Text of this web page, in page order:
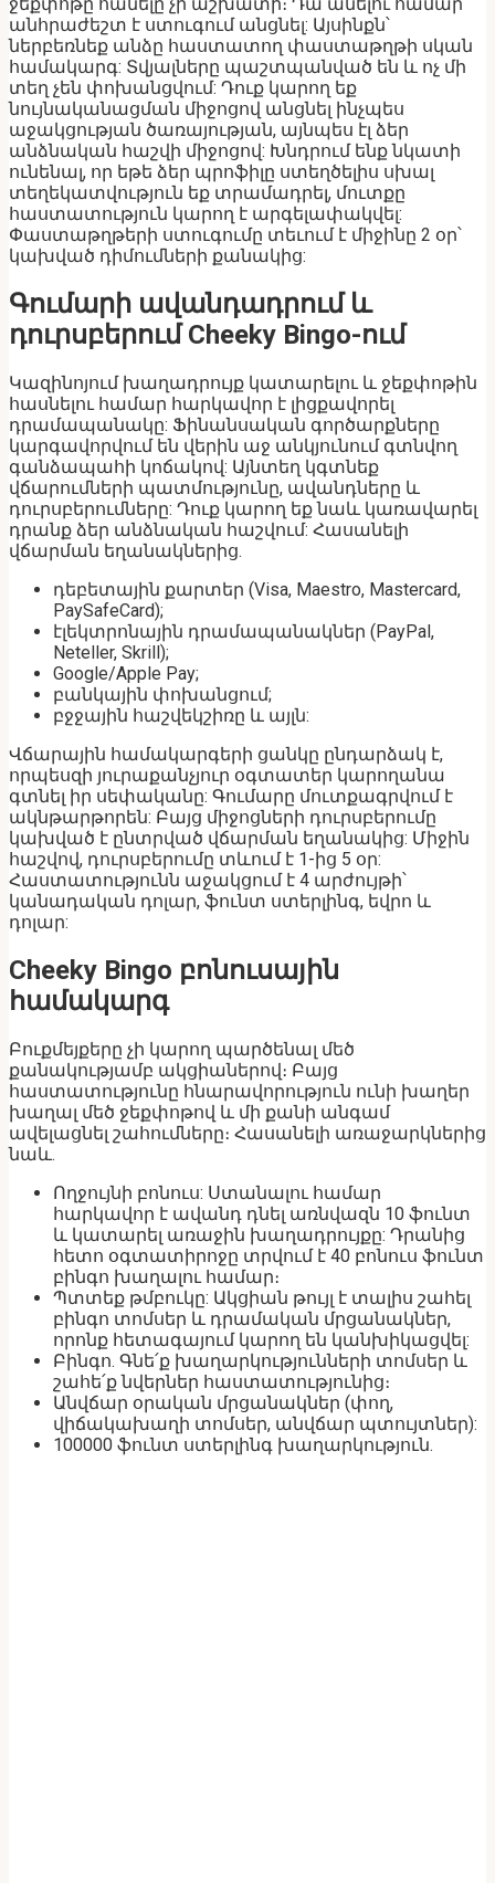
անհրաժեշտ է ստուգում անցնել: Այսինքն՝
ներբեռնեք անձը հաստատող փաստաթղթի սկան
համակարգ: Տվյալները պաշտպանված են և ոչ մի
տեղ չեն փոխանցվում: Դուք կարող եք
նույնականացման միջոցով անցնել ինչպես
աջակցության ծառայության, այնպես էլ ձեր
անձնական հաշվի միջոցով: Խնդրում ենք նկատի
ունենալ, որ եթե ձեր պրոֆիլը ստեղծելիս սխալ
տեղեկատվություն եք տրամադրել, մուտքը
հաստատություն կարող է արգելափակվել:
Փաստաթղթերի ստուգումը տեւում է միջինը 2 օր՝
կախված դիմումների քանակից:
Գումարի ավանդադրում և
դուրսբերում Cheeky Bingo-ում
Կազինոյում խաղադրույք կատարելու և ջեքփոթին
հասնելու համար հարկավոր է լիցքավորել
դրամապանակը: Ֆինանսական գործարքները
կարգավորվում են վերին աջ անկյունում գտնվող
գանձապահի կոճակով: Այնտեղ կգտնեք
վճարումների պատմությունը, ավանդները և
դուրսբերումները: Դուք կարող եք նաև կառավարել
դրանք ձեր անձնական հաշվում: Հասանելի
վճարման եղանակներից.
դեբետային քարտեր (Visa, Maestro, Mastercard,
PaySafeCard);
էլեկտրոնային դրամապանակներ (PayPal,
Neteller, Skrill);
Google/Apple Pay;
բանկային փոխանցում;
բջջային հաշվեկշիռը և այլն:
Վճարային համակարգերի ցանկը ընդարձակ է,
որպեսզի յուրաքանչյուր օգտատեր կարողանա
գտնել իր սեփականը: Գումարը մուտքագրվում է
ակնթարթորեն: Բայց միջոցների դուրսբերումը
կախված է ընտրված վճարման եղանակից: Միջին
հաշվով, դուրսբերումը տևում է 1-ից 5 օր:
Հաստատությունն աջակցում է 4 արժույթի՝
կանադական դոլար, ֆունտ ստերլինգ, եվրո և
դոլար:
Cheeky Bingo բոնուսային
համակարգ
Բուքմեյքերը չի կարող պարծենալ մեծ
քանակությամբ ակցիաներով։ Բայց
հաստատությունը հնարավորություն ունի խաղեր
խաղալ մեծ ջեքփոթով և մի քանի անգամ
ավելացնել շահումները։ Հասանելի առաջարկներից
նաև.
Ողջույնի բոնուս: Ստանալու համար
հարկավոր է ավանդ դնել առնվազն 10 ֆունտ
և կատարել առաջին խաղադրույքը: Դրանից
հետո օգտատիրոջը տրվում է 40 բոնուս ֆունտ
բինգո խաղալու համար։
Պտտեք թմբուկը: Ակցիան թույլ է տալիս շահել
բինգո տոմսեր և դրամական մրցանակներ,
որոնք հետագայում կարող են կանխիկացվել:
Բինգո. Գնե՛ք խաղարկությունների տոմսեր և
շահե՛ք նվերներ հաստատությունից։
Անվճար օրական մրցանակներ (փող,
վիճակախաղի տոմսեր, անվճար պտույտներ):
100000 ֆունտ ստերլինգ խաղարկություն.